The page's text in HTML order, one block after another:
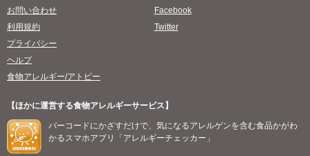
お問い合わせ
利用規約
プライバシー
ヘルプ
食物アレルギー/アトピー
Facebook
Twitter
【ほかに運営する食物アレルギーサービス】
バーコードにかざすだけで、気になるアレルゲンを含む食品かがわ
かるスマホアプリ「アレルギーチェッカー」